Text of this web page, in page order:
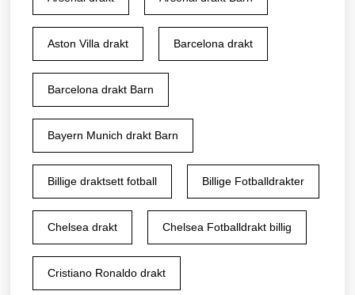
Aston Villa drakt Barcelona drakt
Barcelona drakt Barn
Bayern Munich drakt Barn
Billige draktsett fotball Billige Fotballdrakter
Chelsea drakt Chelsea Fotballdrakt billig
Cristiano Ronaldo drakt